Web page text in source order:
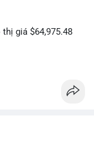
giá $64,975.48
tiền quy mô
lạnh nhằm tích lũy
tạo tâm lý thận